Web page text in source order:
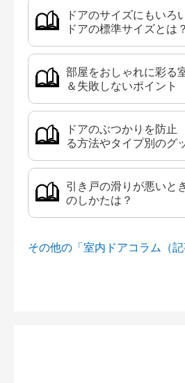
ドアのサイズにもいろ
ドアの標準サイズとは？
部屋をおしゃれに彩る
＆失敗しないポイント
ドアのぶつかりを防
る方法やタイプ別のグ
引き戸の滑りが悪いと
のしかたは？
その他の「室内ドアコラム（